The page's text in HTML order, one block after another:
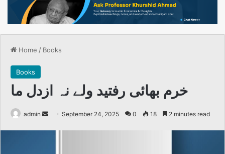
Home / Books
Books
خرم بھائی رفتید ولے نہ ازدل ما
admin
Send September 24, 2025 0 18 2 minutes read